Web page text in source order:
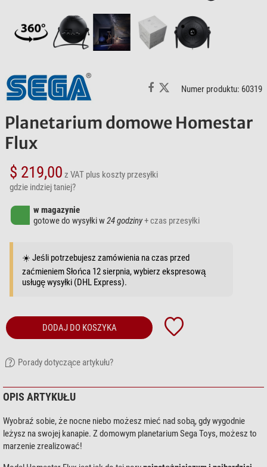
Numer produktu: 60319
Planetarium domowe Homestar
Flux
$ 219,00 z VAT plus koszty przesyłki
gdzie indziej taniej?
w magazynie
gotowe do wysyłki w24 godziny+ czas przesyłki
☀️ Jeśli potrzebujesz zamówienia na czas przed
zaćmieniem Słońca 12 sierpnia, wybierz ekspresową
usługę wysyłki (DHL Express).
DODAJ DO KOSZYKA
Porady dotyczące artykułu?
OPIS ARTYKUŁU
Wyobraź sobie, że nocne niebo możesz mieć nad sobą, gdy wygodnie
leżysz na swojej kanapie. Z domowym planetarium Sega Toys, możesz to
marzenie zrealizować!